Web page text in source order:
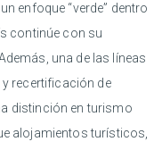
enfoque “verde” dentro
continúe con su
una de las líneas
recertificación de
distinción en turismo
alojamientos turísticos,